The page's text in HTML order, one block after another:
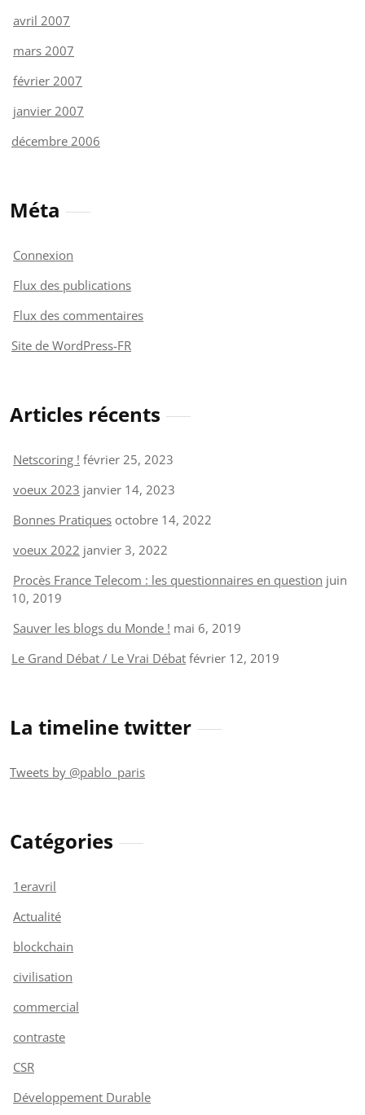
avril 2007
mars 2007
février 2007
janvier 2007
décembre 2006
Méta
Connexion
Flux des publications
Flux des commentaires
Site de WordPress-FR
Articles récents
Netscoring ! février 25, 2023
voeux 2023 janvier 14, 2023
Bonnes Pratiques octobre 14, 2022
voeux 2022 janvier 3, 2022
Procès France Telecom : les questionnaires en question juin
10, 2019
Sauver les blogs du Monde ! mai 6, 2019
Le Grand Débat / Le Vrai Débat février 12, 2019
La timeline twitter
Tweets by @pablo_paris
Catégories
1eravril
Actualité
blockchain
civilisation
commercial
contraste
CSR
Développement Durable